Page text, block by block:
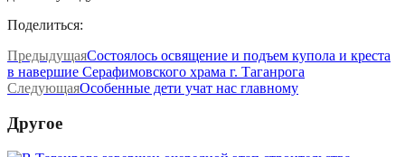
Поделиться:
ПредыдущаяСостоялось освящение и подъем купола и креста
в навершие Серафимовского храма г. Таганрога
СледующаяОсобенные дети учат нас главному
Другое